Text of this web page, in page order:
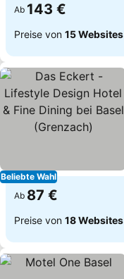
Ab 143 €
Preise von 15 Websites
Beliebte Wahl
Ab 87 €
Preise von 18 Websites